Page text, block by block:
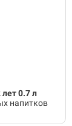
0.7 л
напитков